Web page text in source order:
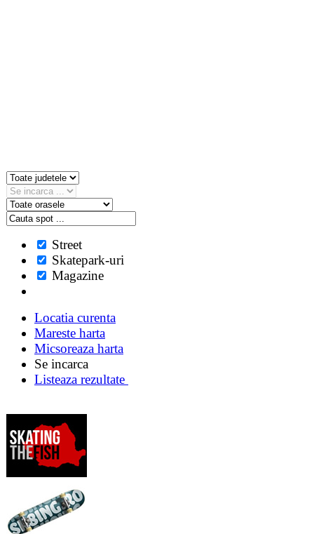
Street
Skatepark-uri
Magazine
Locatia curenta
Mareste harta
Micsoreaza harta
Se incarca
Listeaza rezultate